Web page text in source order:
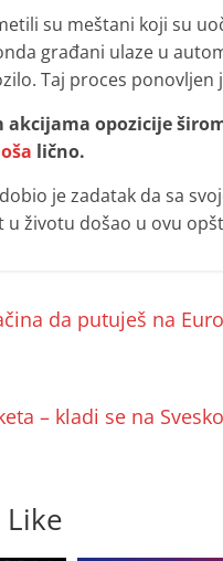
su meštani koji su
građani ulaze u
Taj proces
opozicije
lično.
je zadatak da sa
u životu došao u ovu
da putuješ na
– kladi se na
Like